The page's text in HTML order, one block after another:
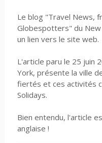
Le blog "Travel News,
Globespotters" du
un lien vers le site web.
L'article paru le 25 juin
York, présente la ville
fiertés et ces activités
Solidays.
Bien entendu, l'article
anglaise !